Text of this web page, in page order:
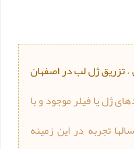
،تزریق ژل لب در اصفهان
ژل یا فیلر موجود و با
تجربه در این زمینه